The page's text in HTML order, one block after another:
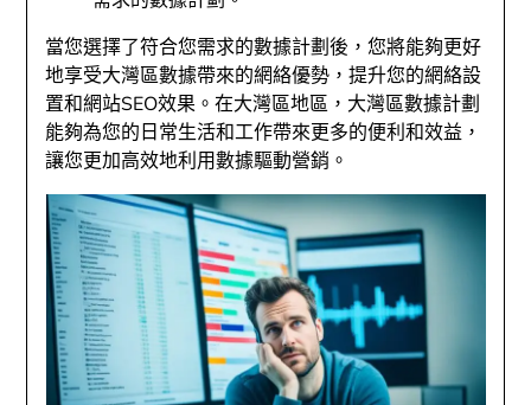
當您選擇了符合您需求的數據計劃後，您將能夠更好
地享受大灣區數據帶來的網絡優勢，提升您的網絡設
置和網站SEO效果。在大灣區地區，大灣區數據計劃
能夠為您的日常生活和工作帶來更多的便利和效益，
讓您更加高效地利用數據驅動營銷。